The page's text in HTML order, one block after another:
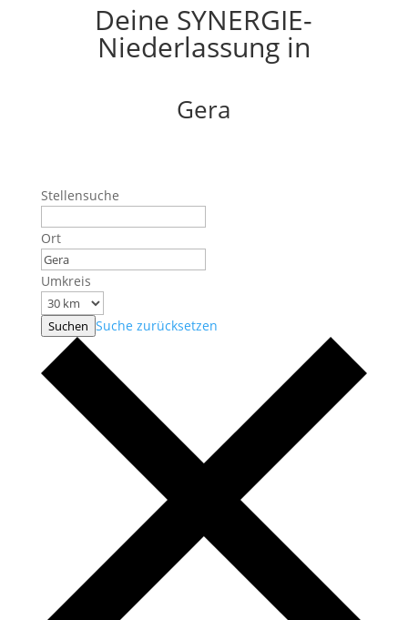
Deine SYNERGIE-
Niederlassung in
Gera
Stellensuche
Ort
Umkreis
Suchen Suche zurücksetzen